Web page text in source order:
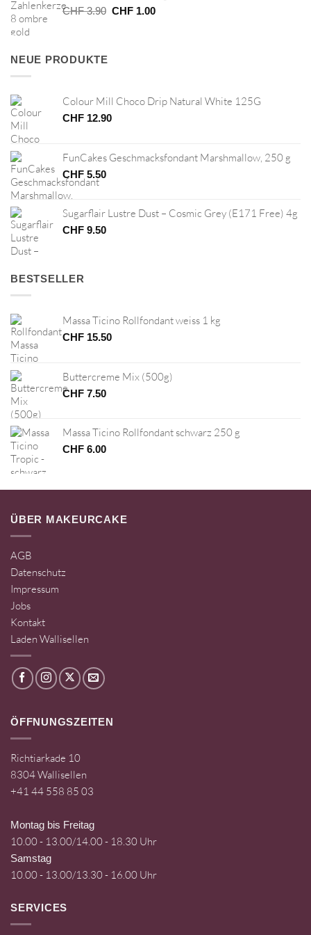
CHF3.90 Ursprünglicher
CHF1.00Aktueller
NEUE PRODUKTE
Colour Mill Choco Drip Natural White 125G
CHF 12.90
FunCakes Geschmacksfondant Marshmallow, 250 g
CHF 5.50
Sugarflair Lustre Dust – Cosmic Grey (E171 Free) 4g
CHF 9.50
BESTSELLER
Massa Ticino Rollfondant weiss 1 kg
CHF 15.50
Buttercreme Mix (500g)
CHF 7.50
Massa Ticino Rollfondant schwarz 250 g
CHF 6.00
ÜBER MAKEURCAKE
AGB
Datenschutz
Impressum
Jobs
Kontakt
Laden Wallisellen
ÖFFNUNGSZEITEN
Richtiarkade 10
8304 Wallisellen
+41 44 558 85 03
Montag bis Freitag
10.00 - 13.00/14.00 - 18.30 Uhr
Samstag
10.00 - 13.00/13.30 - 16.00 Uhr
SERVICES